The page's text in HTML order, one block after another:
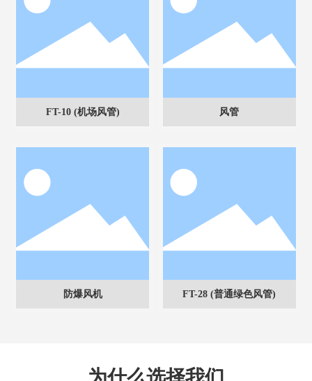
FT-10 (机场风管) 风管
防爆风机 FT-28 (普通绿色风管)